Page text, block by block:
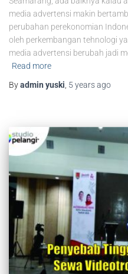
media advertensi makin
perubahan perekonomian
oleh perkembangan tehnologi
media advertensi berubah jadi
Read more
Byadmin yuski, 5 yearsago